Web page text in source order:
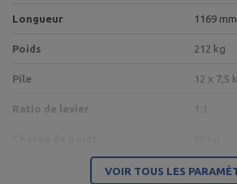
Longueur 1169 mm
Poids 212 kg
Pile 12 x 7,5
Ratio de levier 1:1
80 x 40 x
VOIR TOUS LES